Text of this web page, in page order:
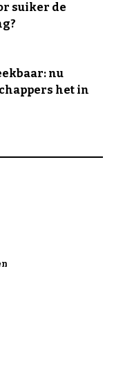
suiker de
nu
het in